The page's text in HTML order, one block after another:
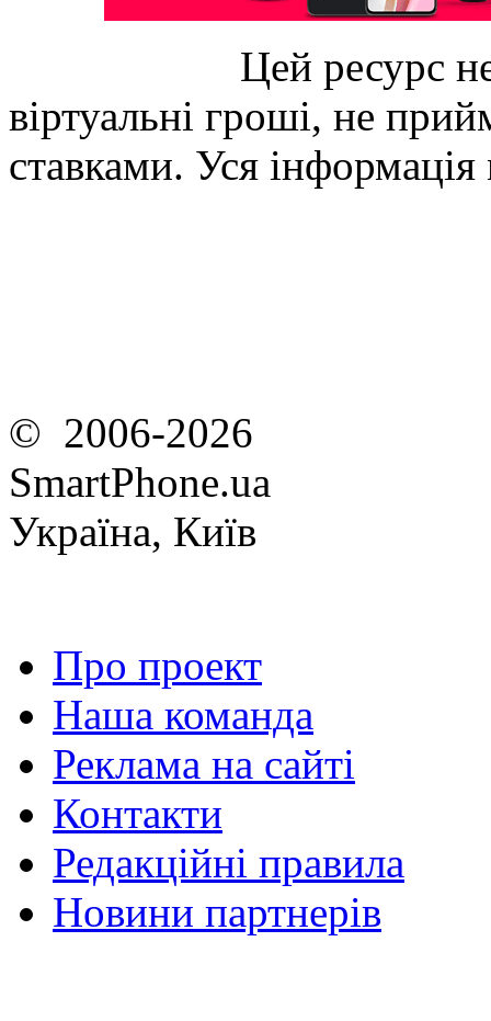
Цей ресурс
віртуальні гроші, не
ставками. Уся
© 2006-2026
SmartPhone.ua
Україна, Київ
Про проект
Наша команда
Реклама на сайті
Контакти
Редакційні правила
Новини партнерів